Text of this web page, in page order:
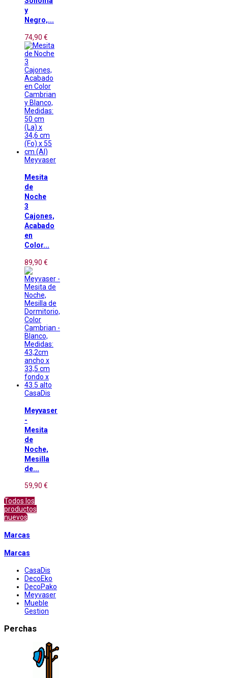
y
Negro,...
74,90 €
Meyvaser
Mesita
de
Noche
3
Cajones,
Acabado
en
Color...
89,90 €
CasaDis
Meyvaser
-
Mesita
de
Noche,
Mesilla
de...
59,90 €
Todos los
productos
nuevos
Marcas
Marcas
CasaDis
DecoEko
DecoPako
Meyvaser
Mueble
Gestion
Perchas